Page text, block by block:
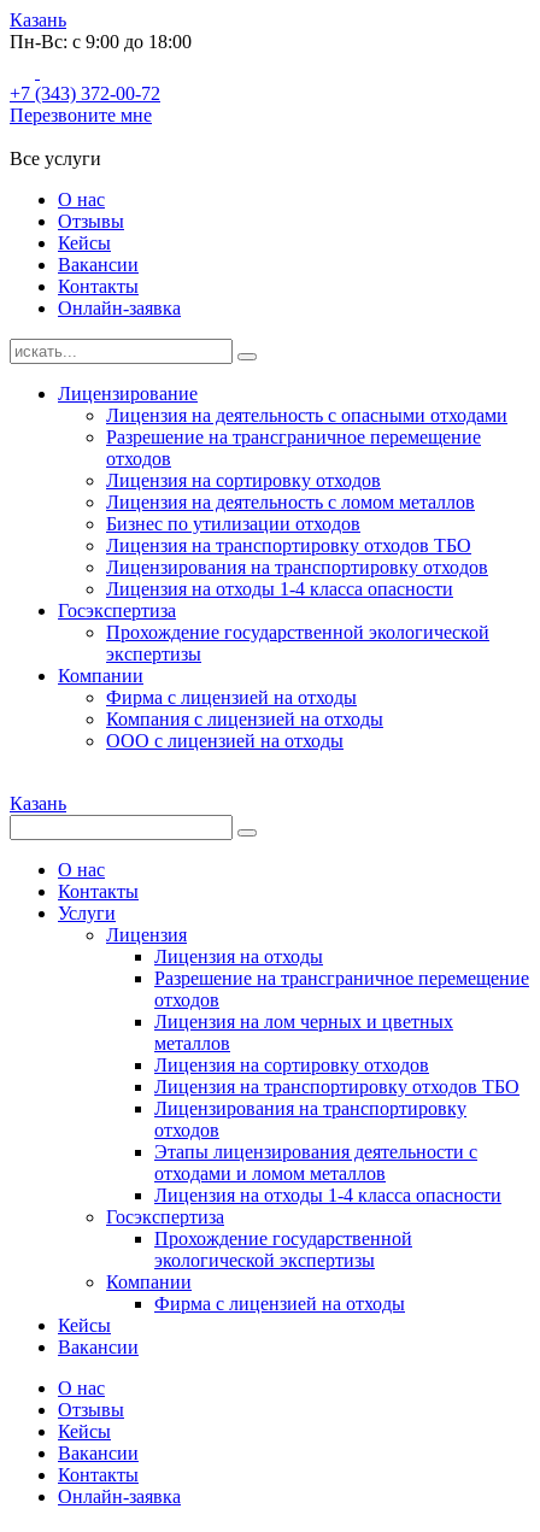
Казань
Пн-Вс: с 9:00 до 18:00
+7 (343) 372-00-72
Перезвоните мне
Все услуги
О нас
Отзывы
Кейсы
Вакансии
Контакты
Онлайн-заявка
Лицензирование
Лицензия на деятельность с опасными отходами
Разрешение на трансграничное перемещение
отходов
Лицензия на сортировку отходов
Лицензия на деятельность с ломом металлов
Бизнес по утилизации отходов
Лицензия на транспортировку отходов ТБО
Лицензирования на транспортировку отходов
Лицензия на отходы 1-4 класса опасности
Госэкспертиза
Прохождение государственной экологической
экспертизы
Компании
Фирма с лицензией на отходы
Компания с лицензией на отходы
ООО с лицензией на отходы
Казань
О нас
Контакты
Услуги
Лицензия
Лицензия на отходы
Разрешение на трансграничное перемещение
отходов
Лицензия на лом черных и цветных
металлов
Лицензия на сортировку отходов
Лицензия на транспортировку отходов ТБО
Лицензирования на транспортировку
отходов
Этапы лицензирования деятельности с
отходами и ломом металлов
Лицензия на отходы 1-4 класса опасности
Госэкспертиза
Прохождение государственной
экологической экспертизы
Компании
Фирма с лицензией на отходы
Кейсы
Вакансии
О нас
Отзывы
Кейсы
Вакансии
Контакты
Онлайн-заявка